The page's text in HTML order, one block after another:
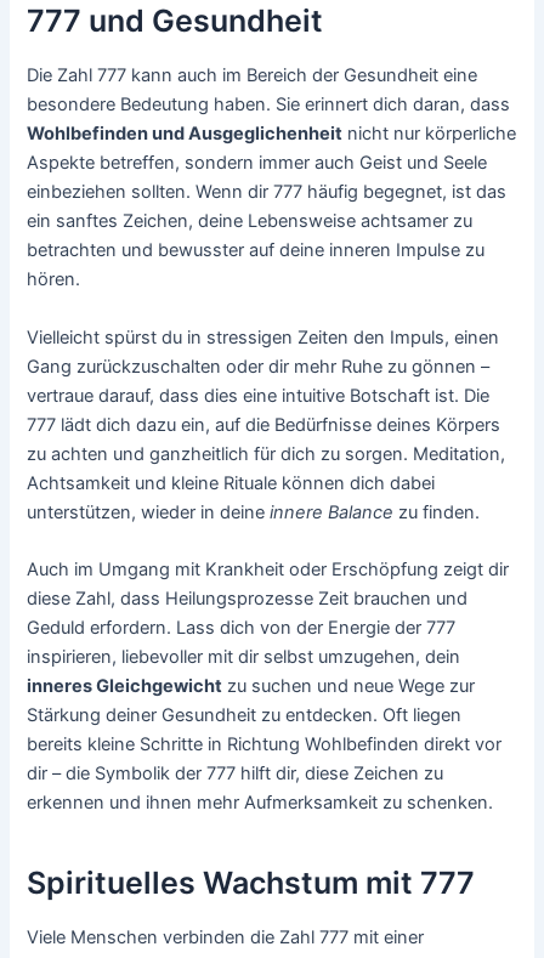
777 und Gesundheit
Die Zahl 777 kann auch im Bereich der Gesundheit eine
besondere Bedeutung haben. Sie erinnert dich daran, dass
Wohlbefinden und Ausgeglichenheit nicht nur körperliche
Aspekte betreffen, sondern immer auch Geist und Seele
einbeziehen sollten. Wenn dir 777 häufig begegnet, ist das
ein sanftes Zeichen, deine Lebensweise achtsamer zu
betrachten und bewusster auf deine inneren Impulse zu
hören.
Vielleicht spürst du in stressigen Zeiten den Impuls, einen
Gang zurückzuschalten oder dir mehr Ruhe zu gönnen –
vertraue darauf, dass dies eine intuitive Botschaft ist. Die
777 lädt dich dazu ein, auf die Bedürfnisse deines Körpers
zu achten und ganzheitlich für dich zu sorgen. Meditation,
Achtsamkeit und kleine Rituale können dich dabei
unterstützen, wieder in deineinnere Balance zu finden.
Auch im Umgang mit Krankheit oder Erschöpfung zeigt dir
diese Zahl, dass Heilungsprozesse Zeit brauchen und
Geduld erfordern. Lass dich von der Energie der 777
inspirieren, liebevoller mit dir selbst umzugehen, dein
inneres Gleichgewicht zu suchen und neue Wege zur
Stärkung deiner Gesundheit zu entdecken. Oft liegen
bereits kleine Schritte in Richtung Wohlbefinden direkt vor
dir – die Symbolik der 777 hilft dir, diese Zeichen zu
erkennen und ihnen mehr Aufmerksamkeit zu schenken.
Spirituelles Wachstum mit 777
Viele Menschen verbinden die Zahl 777 mit einer